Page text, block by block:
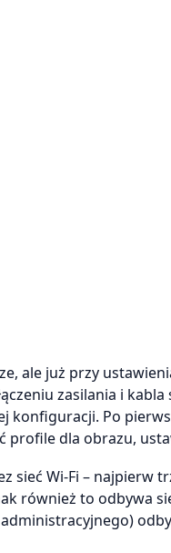
ale już przy
zasilania i
konfiguracji. Po
dla obrazu,
sieć Wi-Fi – najpierw
również to odbywa